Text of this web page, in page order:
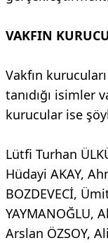
VAKFIN
Vakfın
tanıdığı isimler
kurucular ise
Lütfi Turhan
Hüdayi AKAY,
BOZDEVECİ,
YAYMANOĞLU,
Arslan ÖZSOY,